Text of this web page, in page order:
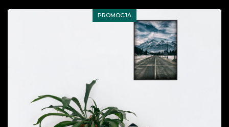
PROMOCJA